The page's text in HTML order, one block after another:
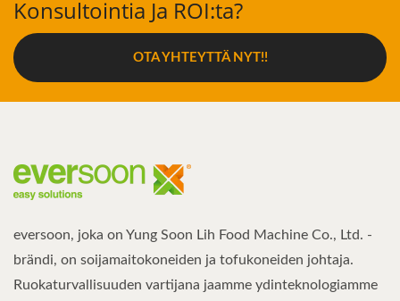
Konsultointia Ja ROI:ta?
OTA YHTEYTTÄ NYT!!
eversoon, joka on Yung Soon Lih Food Machine Co., Ltd. -
brändi, on soijamaitokoneiden ja tofukoneiden johtaja.
Ruokaturvallisuuden vartijana jaamme ydinteknologiamme